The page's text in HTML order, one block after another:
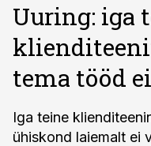
Uuring: iga
tema tööd
Iga teine
ühiskond laiemalt ei